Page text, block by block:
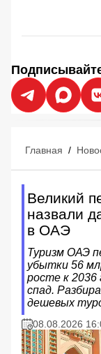
Главная /
Великий
назвали
в ОАЭ
Туризм ОАЭ
убытки 56
росте к
спад.
дешевых
08.08.2026